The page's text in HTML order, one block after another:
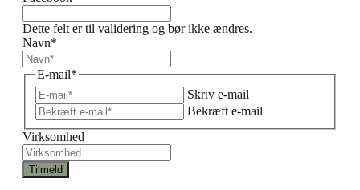
Dette felt er til validering og bør ikke ændres.
Navn*
E-mail*
Skriv e-mail
Bekræft e-mail
Virksomhed